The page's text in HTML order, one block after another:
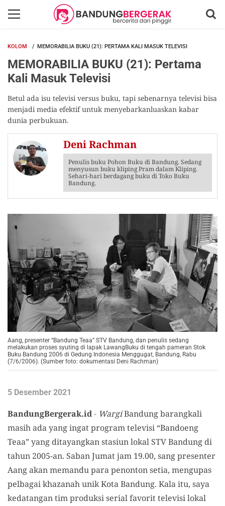
KOLOM MEMORABILIA BUKU (21): PERTAMA KALI MASUK TELEVISI
MEMORABILIA BUKU (21): Pertama
Kali Masuk Televisi
Betul ada isu televisi versus buku, tapi sebenarnya televisi bisa
menjadi media efektif untuk menyebarkanluaskan kabar
dunia perbukuan.
Deni Rachman
Penulis buku Pohon Buku di Bandung. Sedang
menyusun buku kliping Pram dalam Kliping.
Sehari-hari berdagang buku di Toko Buku
Bandung.
Aang, presenter “Bandung Teaa” STV Bandung, dan penulis sedang
melakukan proses syuting di lapak LawangBuku di tengah pameran Stok
Buku Bandung 2006 di Gedung Indonesia Menggugat, Bandung, Rabu
(7/6/2006). (Sumber foto: dokumentasi Deni Rachman)
5 Desember 2021
BandungBergerak.id- WargiBandung barangkali
masih ada yang ingat program televisi “Bandoeng
Teaa” yang ditayangkan stasiun lokal STV Bandung di
tahun 2005-an. Saban Jumat jam 19.00, sang presenter
Aang akan memandu para penonton setia, mengupas
pelbagai khazanah unik Kota Bandung. Kala itu, saya
kedatangan tim produksi serial favorit televisi lokal